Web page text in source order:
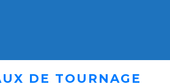
DE TOURNAGE